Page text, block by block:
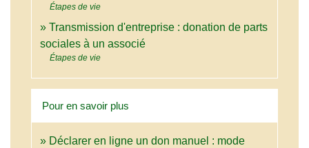
Étapes de vie
Transmission d'entreprise : donation de parts
sociales à un associé
Étapes de vie
Pour en savoir plus
Déclarer en ligne un don manuel : mode